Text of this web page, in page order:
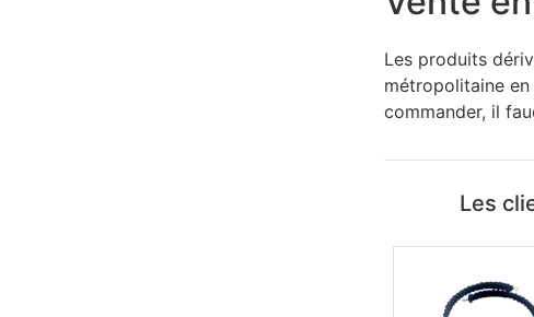
Les produits
métropolitaine
commander, il
Les